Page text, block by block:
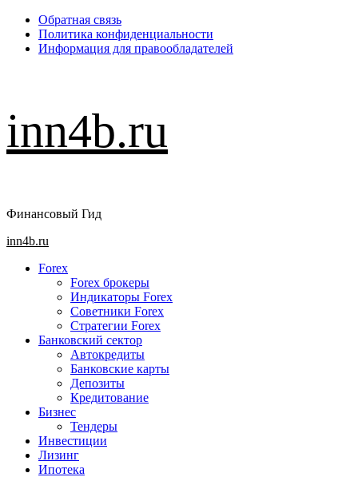
Перейти
содержимому
Обратная связь
Политика конфиденциальности
Информация для правообладателей
inn4b.ru
Финансовый Гид
Основное
inn4b.ru
Forex
Forex брокеры
Индикаторы Forex
Советники Forex
Стратегии Forex
Банковский сектор
Автокредиты
Банковские карты
Депозиты
Кредитование
Бизнес
Тендеры
Инвестиции
Лизинг
Ипотека